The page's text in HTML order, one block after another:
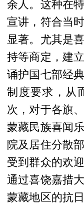
余人。这种在
宣讲，符合当
显著。尤其是
持等商定，建
诵护国七部经
制度要求，从
次，对于各旗
蒙藏民族喜闻
院及居住分散
受到群众的欢
通过喜饶嘉措
蒙藏地区的抗